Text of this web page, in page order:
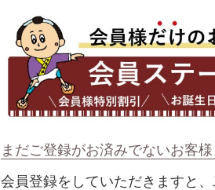
まだご登録がお済みでないお客様
会員登録をしていただきますと